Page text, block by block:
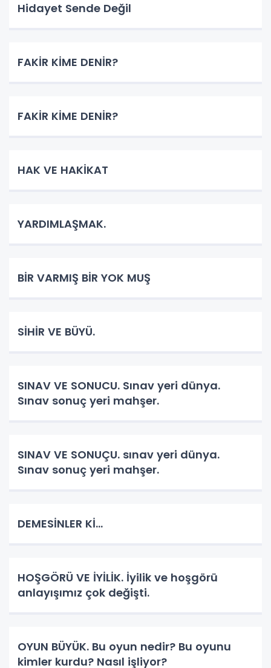
Hidayet Sende Değil
FAKİR KİME DENİR?
FAKİR KİME DENİR?
HAK VE HAKİKAT
YARDIMLAŞMAK.
BİR VARMIŞ BİR YOK MUŞ
SİHİR VE BÜYÜ.
SINAV VE SONUCU. Sınav yeri dünya.
Sınav sonuç yeri mahşer.
SINAV VE SONUÇU. sınav yeri dünya.
Sınav sonuç yeri mahşer.
DEMESİNLER Kİ...
HOŞGÖRÜ VE İYİLİK. İyilik ve hoşgörü
anlayışımız çok değişti.
OYUN BÜYÜK. Bu oyun nedir? Bu oyunu
kimler kurdu? Nasıl işliyor?